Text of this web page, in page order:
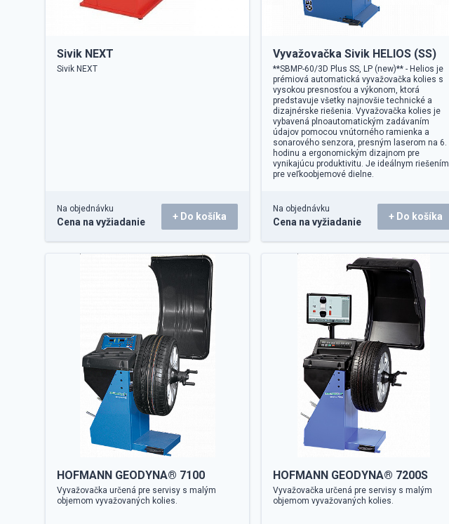
Sivik NEXT
Sivik NEXT
Na objednávku
Cena na vyžiadanie + Do košíka
Vyvažovačka Sivik HELIOS (SS)
**SBMP-60/3D Plus SS, LP (new)** - Helios je
prémiová automatická vyvažovačka kolies s
vysokou presnosťou a výkonom, ktorá
predstavuje všetky najnovšie technické a
dizajnérske riešenia. Vyvažovačka kolies je
vybavená plnoautomatickým zadávaním
údajov pomocou vnútorného ramienka a
sonarového senzora, presným laserom na 6.
hodinu a ergonomickým dizajnom pre
vynikajúcu produktivitu. Je ideálnym riešením
pre veľkoobjemové dielne.
Na objednávku
Cena na vyžiadanie + Do košíka
HOFMANN GEODYNA® 7100
Vyvažovačka určená pre servisy s malým
objemom vyvažovaných kolies.
HOFMANN GEODYNA® 7200S
Vyvažovačka určená pre servisy s malým
objemom vyvažovaných kolies.